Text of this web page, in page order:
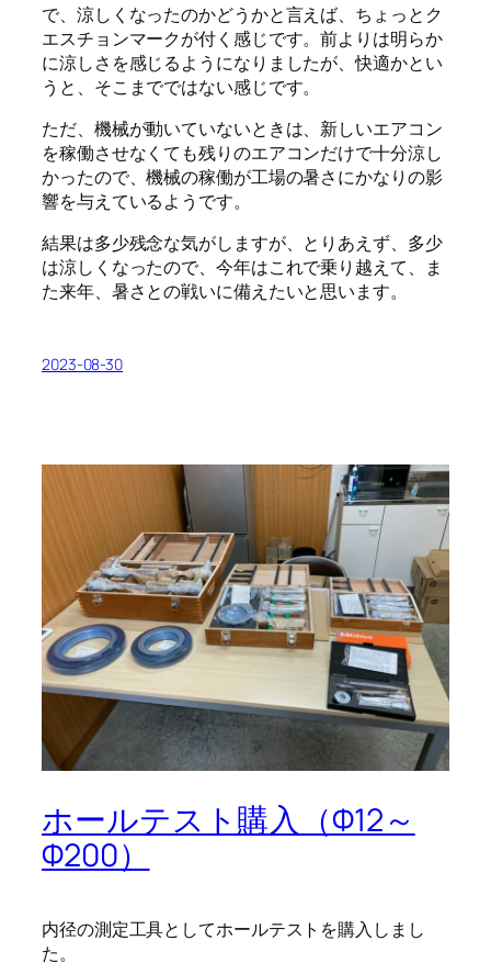
で、涼しくなったのかどうかと言えば、ちょっとク
エスチョンマークが付く感じです。前よりは明らか
に涼しさを感じるようになりましたが、快適かとい
うと、そこまでではない感じです。
ただ、機械が動いていないときは、新しいエアコン
を稼働させなくても残りのエアコンだけで十分涼し
かったので、機械の稼働が工場の暑さにかなりの影
響を与えているようです。
結果は多少残念な気がしますが、とりあえず、多少
は涼しくなったので、今年はこれで乗り越えて、ま
た来年、暑さとの戦いに備えたいと思います。
2023-08-30
ホールテスト購入（Φ12～
Φ200）
内径の測定工具としてホールテストを購入しまし
た。